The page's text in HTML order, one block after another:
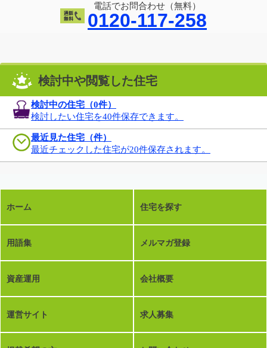
電話でお問合わせ（無料）
0120-117-258
検討中や閲覧した住宅
検討中の住宅（0件）
検討したい住宅を40件保存できます。
最近見た住宅（件）
最近チェックした住宅が20件保存されます。
ホーム 住宅を探す
用語集 メルマガ登録
資産運用 会社概要
運営サイト 求人募集